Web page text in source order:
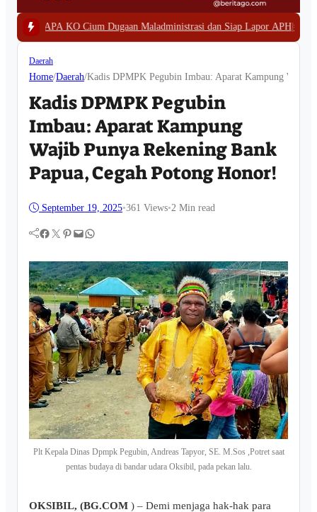
Dugaan Maladministrasi dan Siap Lapor APH|#3 -Polda Papua Barat
Daerah
Home/Daerah/Kadis DPMPK Pegubin Imbau: Aparat Kampung Wajib
Kadis DPMPK Pegubin
Imbau: Aparat Kampung
Wajib Punya Rekening Bank
Papua, Cegah Potong Honor!
September 19, 2025•361 Views•2 Min read
Facebook Twitter Pinterest Mail WhatsApp
Plt Kepala Dinas Dpmpk Pegubin, Andreas Tapyor, SE. M.Sos ,Potret saat
pentas budaya di bandar udara Oksibil, pada pekan lalu.
OKSIBIL, (BG.COM ) – Demi menjaga hak-hak para